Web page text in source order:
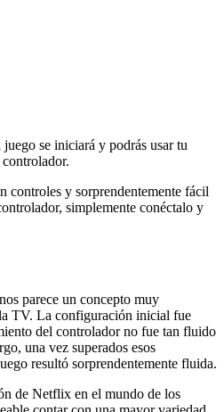
se iniciará y podrás usar tu
controles y sorprendentemente fácil
simplemente conéctalo y
parece un concepto muy
TV. La configuración inicial fue
del controlador no fue tan fluido
una vez superados esos
resultó sorprendentemente fluida.
de Netflix en el mundo de los